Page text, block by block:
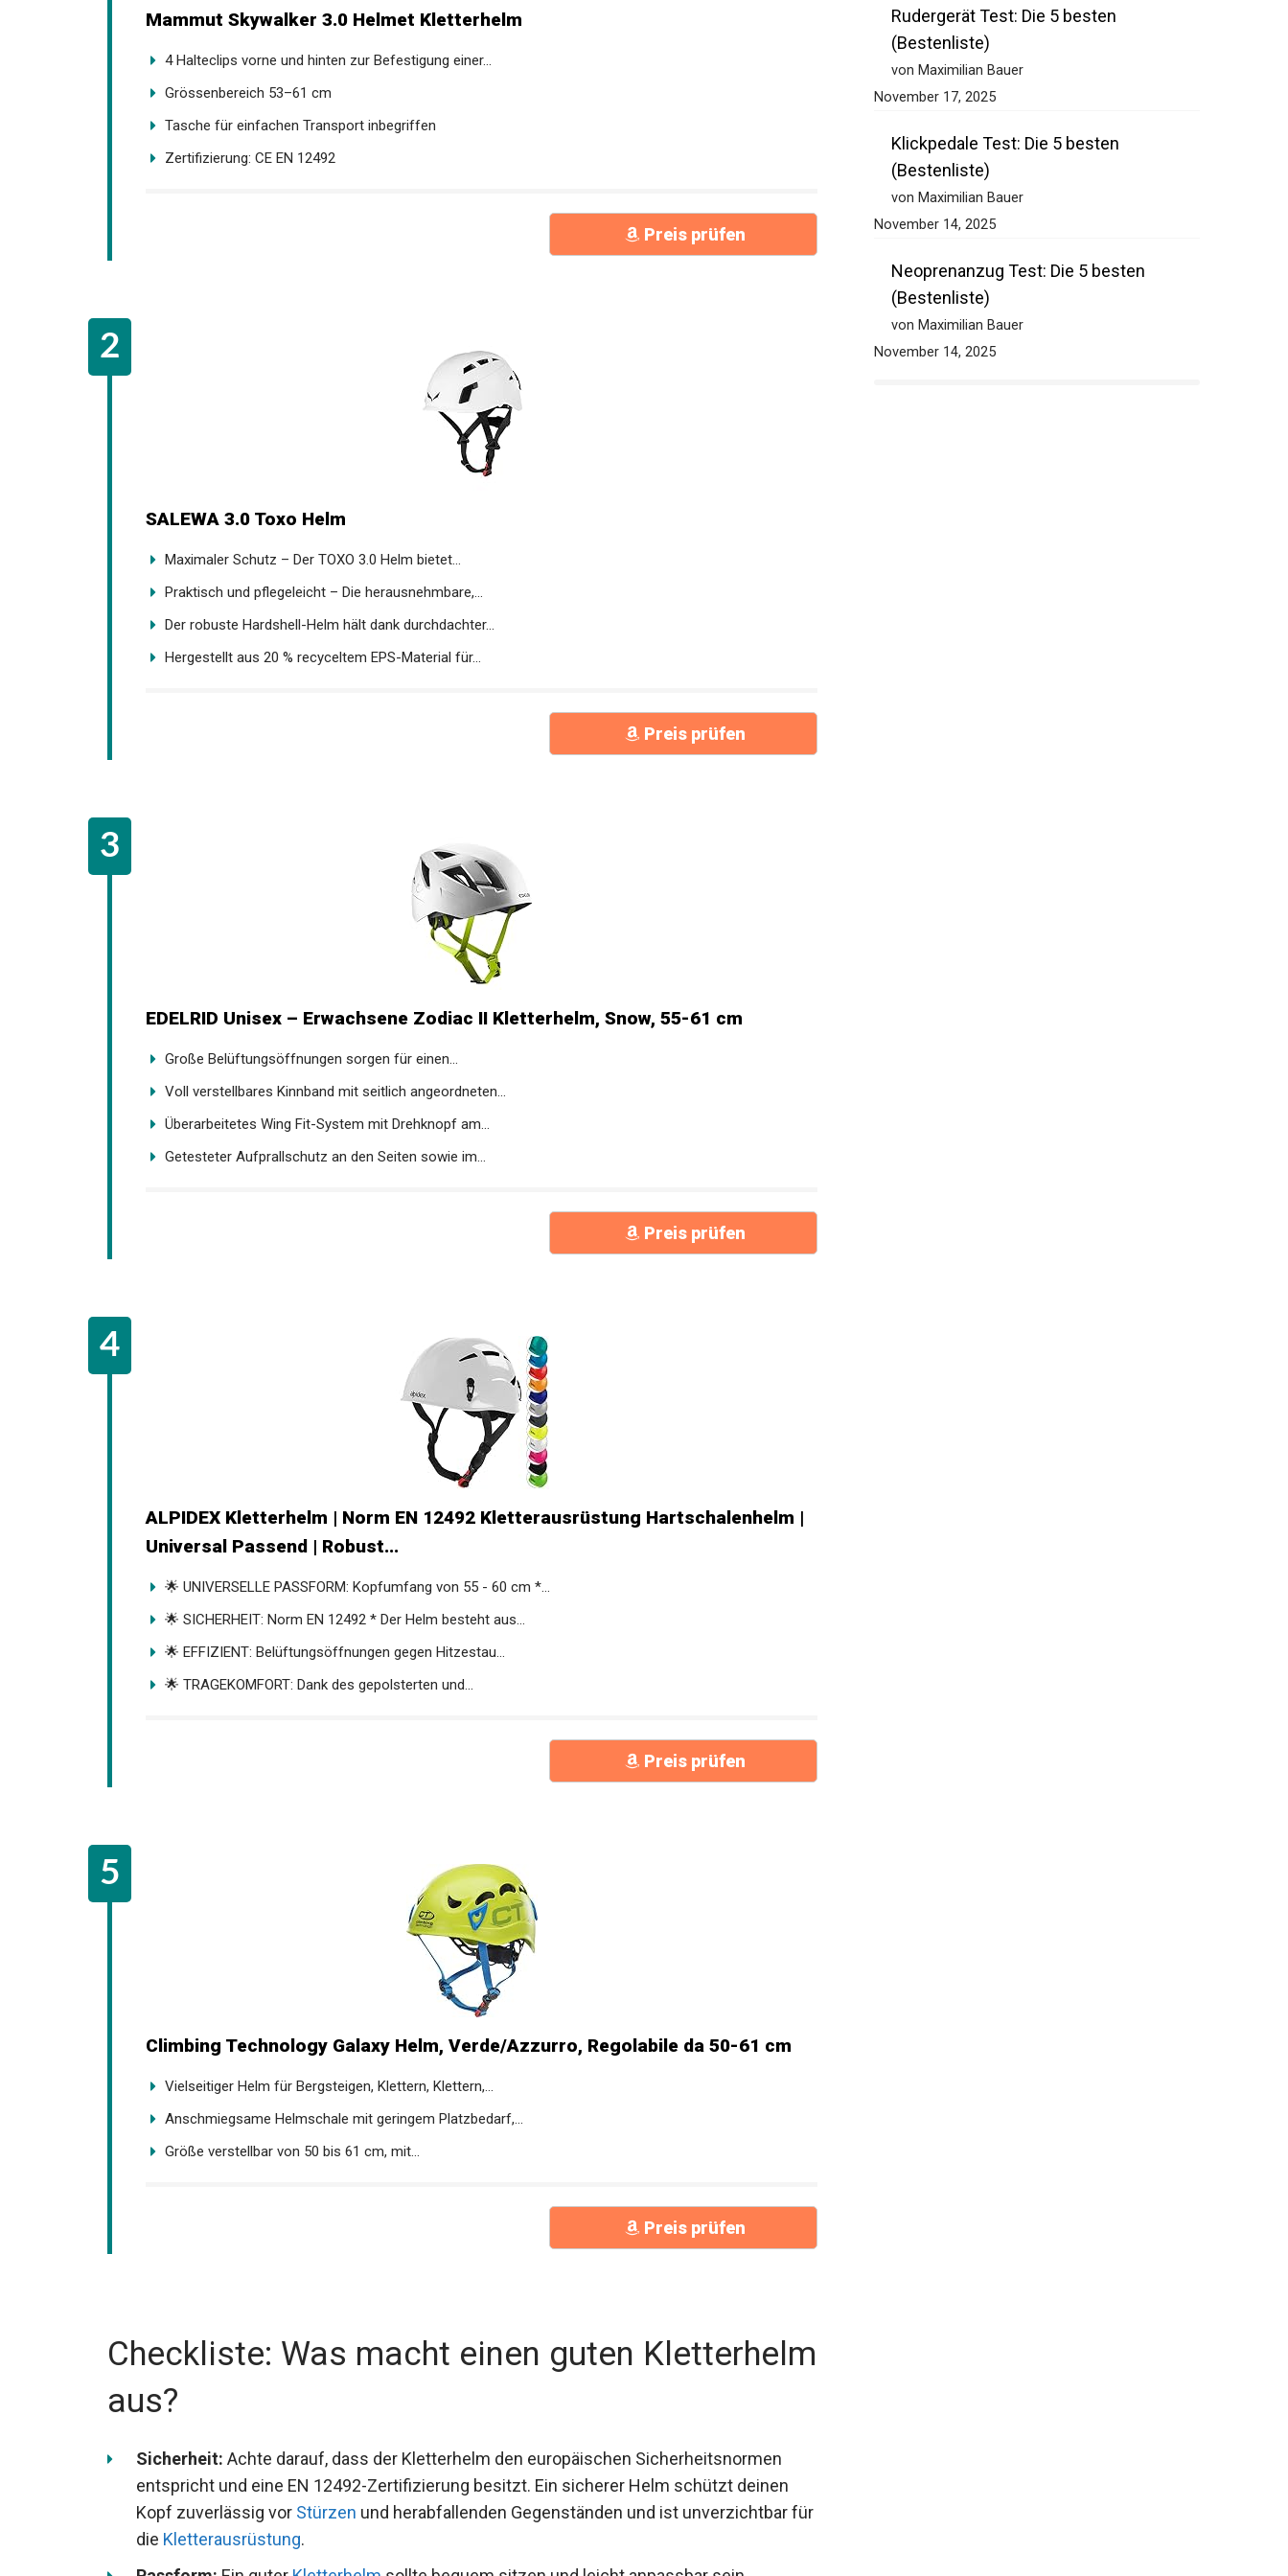
Mammut Skywalker 3.0 Helmet Kletterhelm
4 Halteclips vorne und hinten zur Befestigung einer...
Grössenbereich 53–61 cm
Tasche für einfachen Transport inbegriffen
Zertifizierung: CE EN 12492
Preis prüfen
SALEWA 3.0 Toxo Helm
Maximaler Schutz – Der TOXO 3.0 Helm bietet...
Praktisch und pflegeleicht – Die herausnehmbare,...
Der robuste Hardshell-Helm hält dank durchdachter...
Hergestellt aus 20 % recyceltem EPS-Material für...
Preis prüfen
EDELRID Unisex – Erwachsene Zodiac II Kletterhelm, Snow, 55-61 cm
Große Belüftungsöffnungen sorgen für einen...
Voll verstellbares Kinnband mit seitlich angeordneten...
Überarbeitetes Wing Fit-System mit Drehknopf am...
Getesteter Aufprallschutz an den Seiten sowie im...
Preis prüfen
ALPIDEX Kletterhelm | Norm EN 12492 Kletterausrüstung Hartschalenhelm |
Universal Passend | Robust...
🌟 UNIVERSELLE PASSFORM: Kopfumfang von 55 - 60 cm *...
🌟 SICHERHEIT: Norm EN 12492 * Der Helm besteht aus...
🌟 EFFIZIENT: Belüftungsöffnungen gegen Hitzestau...
🌟 TRAGEKOMFORT: Dank des gepolsterten und...
Preis prüfen
Climbing Technology Galaxy Helm, Verde/Azzurro, Regolabile da 50-61 cm
Vielseitiger Helm für Bergsteigen, Klettern, Klettern,...
Anschmiegsame Helmschale mit geringem Platzbedarf,...
Größe verstellbar von 50 bis 61 cm, mit...
Preis prüfen
Checkliste: Was macht einen guten Kletterhelm
aus?
Sicherheit: Achte darauf, dass der Kletterhelm den europäischen Sicherheitsnormen
entspricht und eine EN 12492-Zertifizierung besitzt. Ein sicherer Helm schützt deinen
Kopf zuverlässig vor Stürzen und herabfallenden Gegenständen und ist unverzichtbar für
die Kletterausrüstung.
Rudergerät Test: Die 5 besten
(Bestenliste)
von Maximilian Bauer
November 17, 2025
Klickpedale Test: Die 5 besten
(Bestenliste)
von Maximilian Bauer
November 14, 2025
Neoprenanzug Test: Die 5 besten
(Bestenliste)
von Maximilian Bauer
November 14, 2025